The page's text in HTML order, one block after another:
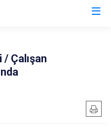
Çalışan